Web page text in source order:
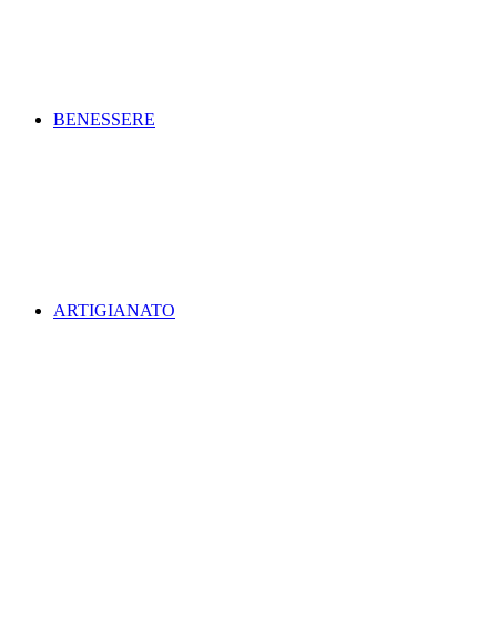
BENESSERE
ARTIGIANATO